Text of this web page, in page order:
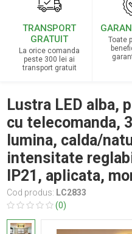
TRANSPORT
GRATUIT
La orice comanda
peste 300 lei ai
transport gratuit
Toate
Lustra LED alba,
cu telecomanda,
lumina, calda/
intensitate
IP21, aplicata,
Cod produs: LC2833
(0)